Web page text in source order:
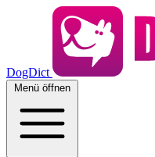
DogDict
Menü öffnen